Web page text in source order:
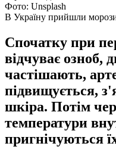
Фото: Unsplash
В Україну прийшли
Спочатку при
відчуває озноб,
частішають,
підвищується,
шкіра. Потім
температури
пригнічуються